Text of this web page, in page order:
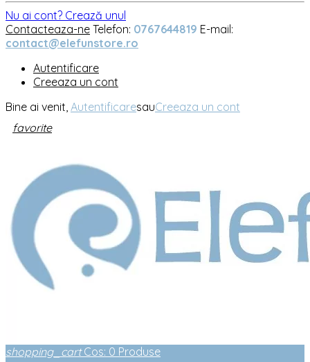
Nu ai cont? Crează unul
Contacteaza-ne Telefon: 0767644819 E-mail:
contact@elefunstore.ro
Autentificare
Creeaza un cont
Bine ai venit, AutentificaresauCreeaza un cont
favorite
shopping_cart Cos: 0 Produse